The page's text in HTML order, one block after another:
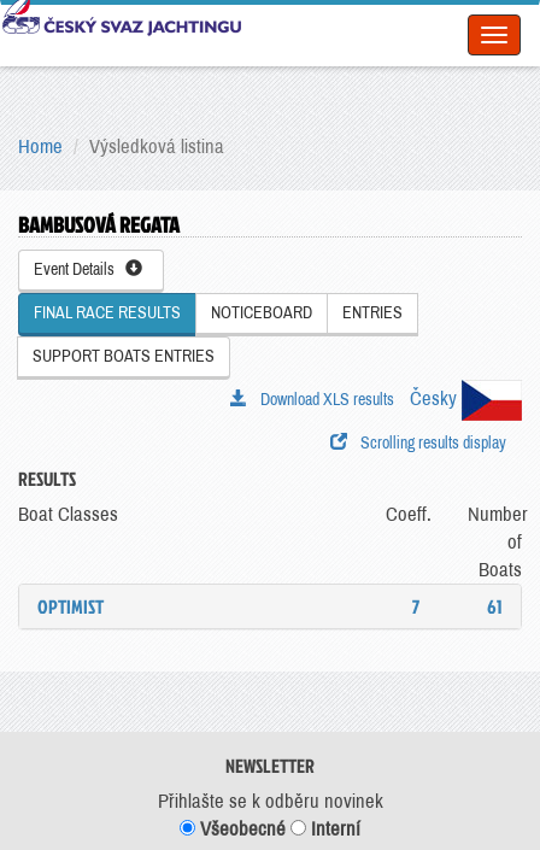
Home Výsledková listina
BAMBUSOVÁ REGATA
Event Details
FINAL RACE RESULTS NOTICEBOARD ENTRIES
SUPPORT BOATS ENTRIES
Česky
Download XLS results
Scrolling results display
RESULTS
Boat Classes Coeff.
Number
of
Boats
OPTIMIST 7 61
NEWSLETTER
Přihlašte se k odběru novinek
Všeobecné
Interní